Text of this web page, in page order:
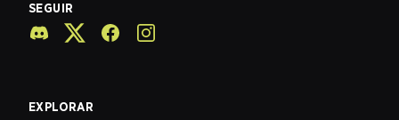
SEGUIR
EXPLORAR